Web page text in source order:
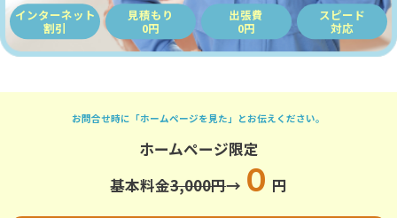
インターネット
割引
見積もり
0円
出張費
0円
スピード
対応
お問合せ時に「ホームページを見た」とお伝えください。
ホームページ限定
基本料金3,000円→ ０ 円